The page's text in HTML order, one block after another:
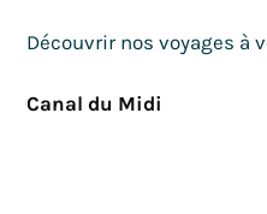
Découvrir nos voyages à
Canal du Midi